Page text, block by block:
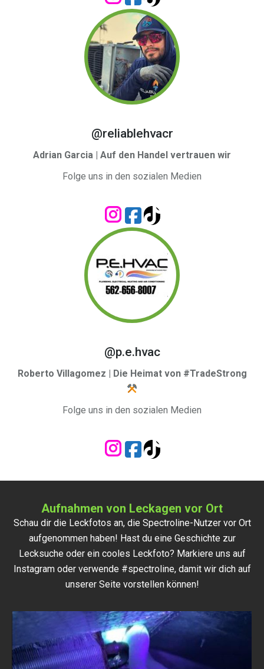
@reliablehvacr
Adrian Garcia | Auf den Handel vertrauen wir
Folge uns in den sozialen Medien
@p.e.hvac
Roberto Villagomez | Die Heimat von #TradeStrong
Folge uns in den sozialen Medien
Aufnahmen von Leckagen vor Ort
Schau dir die Leckfotos an, die Spectroline-Nutzer vor Ort
aufgenommen haben! Hast du eine Geschichte zur
Lecksuche oder ein cooles Leckfoto? Markiere uns auf
Instagram oder verwende #spectroline, damit wir dich auf
unserer Seite vorstellen können!